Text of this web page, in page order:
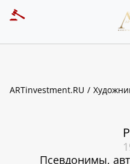
ARTinvestment.RU
Псевдонимы,